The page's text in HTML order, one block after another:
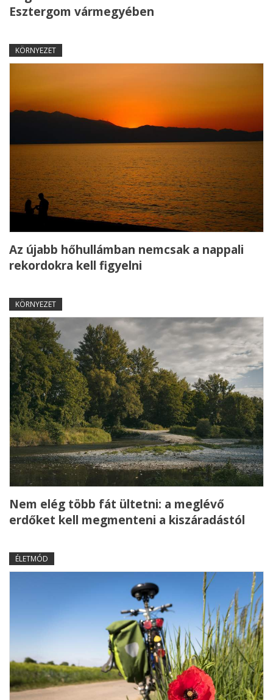
Esztergom vármegyében
KÖRNYEZET
Az újabb hőhullámban nemcsak a nappali
rekordokra kell figyelni
KÖRNYEZET
Nem elég több fát ültetni: a meglévő
erdőket kell megmenteni a kiszáradástól
ÉLETMÓD